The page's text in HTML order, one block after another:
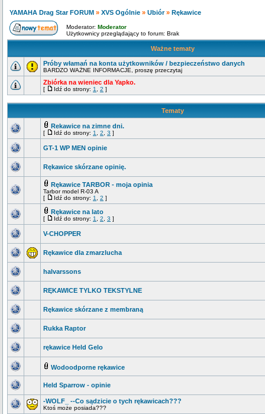
YAMAHA Drag Star FORUM » XVS Ogólnie » Ubiór» Rękawice
Moderator: Moderator
Użytkownicy przeglądający to forum: Brak
Ważne tematy
Próby włamań na konta użytkowników / bezpieczeństwo danych
BARDZO WAŻNE INFORMACJE, proszę przeczytaj
Zbiórka na wieniec dla Yapko.
[ Idź do strony: 1 2 ]
Tematy
Rekawice na zimne dni.
[ Idź do strony: 1 2 3 ]
GT-1 WP MEN opinie
Rękawice skórzane opinię.
Rękawice TARBOR - moja opinia
Tarbor model R-03 A
[
Idź do strony: 1 2 ]
Rękawice na lato
[ Idź do strony: 1 2 3 ]
V-CHOPPER
Rękawice dla zmarzlucha
halvarssons
RĘKAWICE TYLKO TEKSTYLNE
Rękawice skórzane z membraną
Rukka Raptor
rękawice Held Gelo
Wodoodporne rękawice
Held Sparrow - opinie
-WOLF_ --Co sądzicie o tych rękawicach???
Ktoś może posiada???